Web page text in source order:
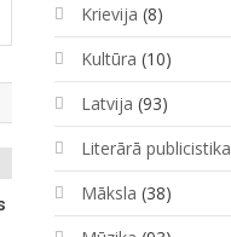
Krievija (8)
Kultūra (10)
Latvija (93)
Literārā publicistika
Māksla (38)